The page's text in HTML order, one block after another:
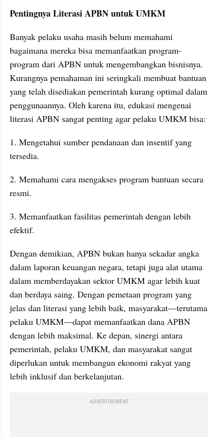
Pentingnya Literasi APBN untuk UMKM
Banyak pelaku usaha masih belum memahami
bagaimana mereka bisa memanfaatkan program-
program dari APBN untuk mengembangkan bisnisnya.
Kurangnya pemahaman ini seringkali membuat bantuan
yang telah disediakan pemerintah kurang optimal dalam
penggunaannya. Oleh karena itu, edukasi mengenai
literasi APBN sangat penting agar pelaku UMKM bisa:
1. Mengetahui sumber pendanaan dan insentif yang
tersedia.
2. Memahami cara mengakses program bantuan secara
resmi.
3. Memanfaatkan fasilitas pemerintah dengan lebih
efektif.
Dengan demikian, APBN bukan hanya sekadar angka
dalam laporan keuangan negara, tetapi juga alat utama
dalam memberdayakan sektor UMKM agar lebih kuat
dan berdaya saing. Dengan pemetaan program yang
jelas dan literasi yang lebih baik, masyarakat—terutama
pelaku UMKM—dapat memanfaatkan dana APBN
dengan lebih maksimal. Ke depan, sinergi antara
pemerintah, pelaku UMKM, dan masyarakat sangat
diperlukan untuk membangun ekonomi rakyat yang
lebih inklusif dan berkelanjutan.
ADVERTISEMENT